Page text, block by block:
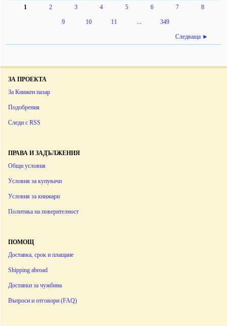
1 2 3 4 5 6 7 8
9 10 11 ... 349
Следваща ►
ЗА ПРОЕКТА
За Книжен пазар
Подобрения
Следи с RSS
ПРАВА И ЗАДЪЛЖЕНИЯ
Общи условия
Условия за купувачи
Условия за книжари
Политика на поверителност
ПОМОЩ
Доставка, срок и плащане
Shipping abroad
Доставки за чужбина
Въпроси и отговори (FAQ)